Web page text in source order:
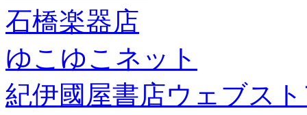
石橋楽器店
ゆこゆこネット
紀伊國屋書店ウェブス